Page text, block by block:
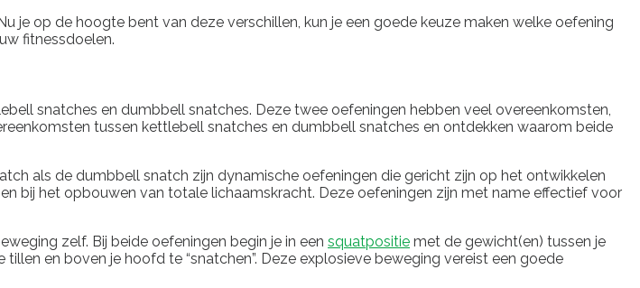
je op de hoogte bent van deze verschillen, kun je een goede keuze maken welke oefening
fitnessdoelen.
snatches en dumbbell snatches. Deze twee oefeningen hebben veel overeenkomsten,
tussen kettlebell snatches en dumbbell snatches en ontdekken waarom beide
als de dumbbell snatch zijn dynamische oefeningen die gericht zijn op het ontwikkelen
bij het opbouwen van totale lichaamskracht. Deze oefeningen zijn met name effectief voor
zelf. Bij beide oefeningen begin je in een squatpositie met de gewicht(en) tussen je
en boven je hoofd te “snatchen”. Deze explosieve beweging vereist een goede